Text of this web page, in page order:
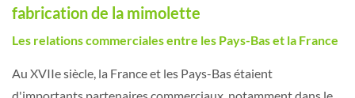
fabrication de la mimolette
Les relations commerciales entre les Pays-Bas et la France
Au XVIIe siècle, la France et les Pays-Bas étaient